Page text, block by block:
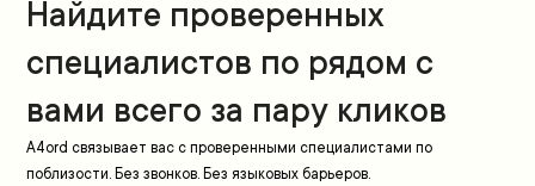
Найдите проверенных
специалистов по рядом с
вами всего за пару кликов
A4ord связывает вас с проверенными специалистами по
поблизости. Без звонков. Без языковых барьеров.